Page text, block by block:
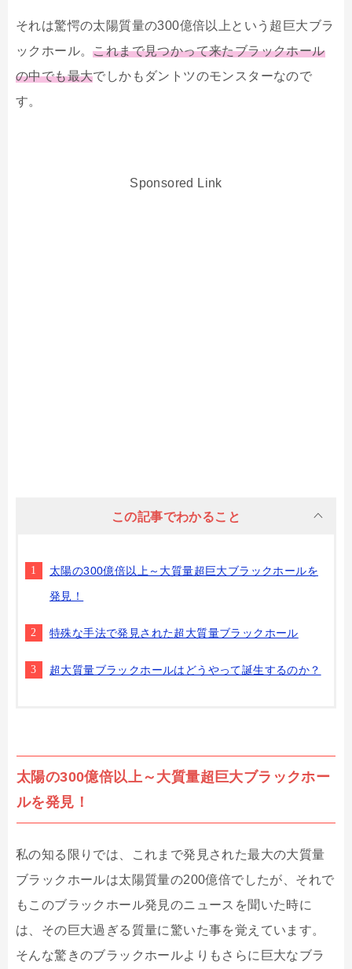
それは驚愕の太陽質量の300億倍以上という超巨大ブラ
ックホール。これまで見つかって来たブラックホール
の中でも最大でしかもダントツのモンスターなので
す。
Sponsored Link
この記事でわかること
太陽の300億倍以上～大質量超巨大ブラックホールを
発見！
特殊な手法で発見された超大質量ブラックホール
超大質量ブラックホールはどうやって誕生するのか？
太陽の300億倍以上～大質量超巨大ブラックホー
ルを発見！
私の知る限りでは、これまで発見された最大の大質量
ブラックホールは太陽質量の200億倍でしたが、それで
もこのブラックホール発見のニュースを聞いた時に
は、その巨大過ぎる質量に驚いた事を覚えています。
そんな驚きのブラックホールよりもさらに巨大なブラ